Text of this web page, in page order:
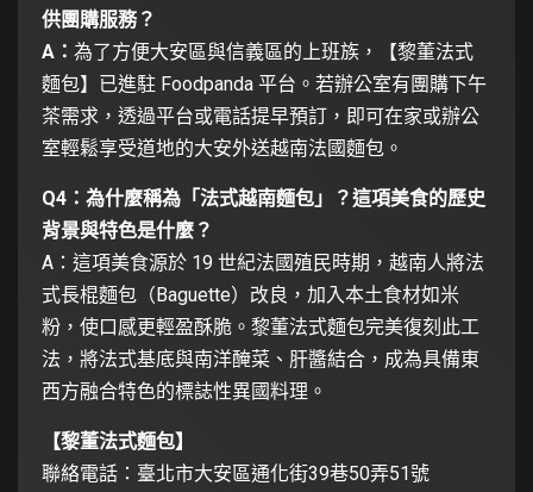
供團購服務？
A： 為了方便大安區與信義區的上班族，【黎董法式
麵包】已進駐 Foodpanda 平台。若辦公室有團購下午
茶需求，透過平台或電話提早預訂，即可在家或辦公
室輕鬆享受道地的大安外送越南法國麵包。
Q4：為什麼稱為「法式越南麵包」？這項美食的歷史
背景與特色是什麼？
A：這項美食源於 19 世紀法國殖民時期，越南人將法
式長棍麵包（Baguette）改良，加入本土食材如米
粉，使口感更輕盈酥脆。黎董法式麵包完美復刻此工
法，將法式基底與南洋醃菜、肝醬結合，成為具備東
西方融合特色的標誌性異國料理。
【黎董法式麵包】
聯絡電話：臺北市大安區通化街39巷50弄51號